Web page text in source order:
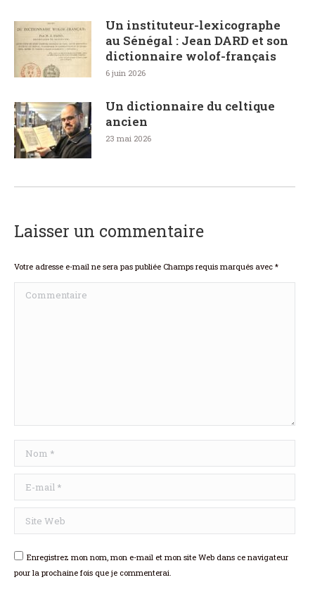
Un instituteur-lexicographe
au Sénégal : Jean DARD et son
dictionnaire wolof-français
6 juin 2026
Un dictionnaire du celtique
ancien
23 mai 2026
Laisser un commentaire
Votre adresse e-mail ne sera pas publiée Champs requis marqués avec *
Commentaire
Nom *
E-mail *
Site Web
Enregistrez mon nom, mon e-mail et mon site Web dans ce navigateur
pour la prochaine fois que je commenterai.